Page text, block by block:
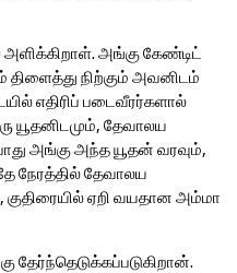
அங்கு கேண்டிட்
திளைத்து நிற்கும் அவனிடம்
எதிரிப் படைவீரர்களால்
யூதனிடமும், தேவாலய
அங்கு அந்த யூதன் வரவும்,
நேரத்தில் தேவாலய
ஏறி வயதான அம்மா
தேர்ந்தெடுக்கப்படுகிறான்.